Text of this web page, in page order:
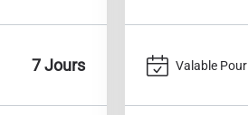
7 Jours Valable Pour